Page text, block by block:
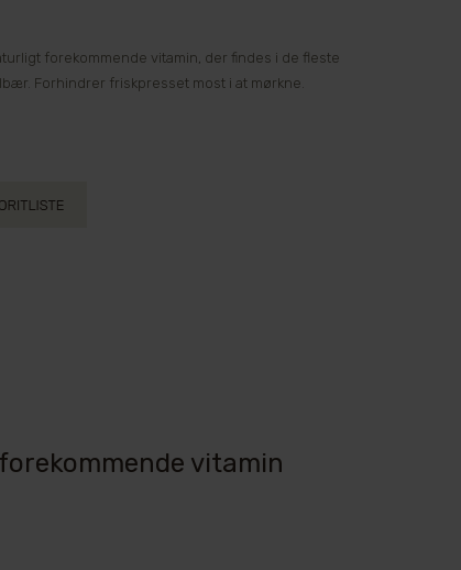
forekommende vitamin, der findes i de fleste
Forhindrer friskpresset most i at mørkne.
vitamin